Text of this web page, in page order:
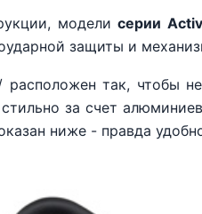
моделисерии
защиты и
так, чтобы
за счет
ниже - правда